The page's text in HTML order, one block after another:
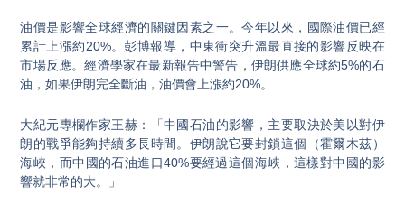
油價是影響全球經濟的關鍵因素之一。今年以來，國際油價已經
累計上漲約20%。彭博報導，中東衝突升溫最直接的影響反映在
市場反應。經濟學家在最新報告中警告，伊朗供應全球約5%的石
油，如果伊朗完全斷油，油價會上漲約20%。
大紀元專欄作家王赫：「中國石油的影響，主要取決於美以對伊
朗的戰爭能夠持續多長時間。伊朗說它要封鎖這個（霍爾木茲）
海峽，而中國的石油進口40%要經過這個海峽，這樣對中國的影
響就非常的大。」